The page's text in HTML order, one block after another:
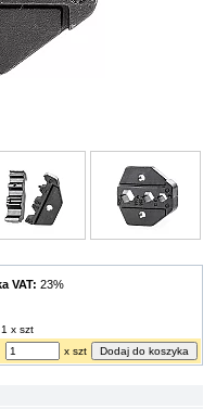
VAT: 23%
x szt
x szt